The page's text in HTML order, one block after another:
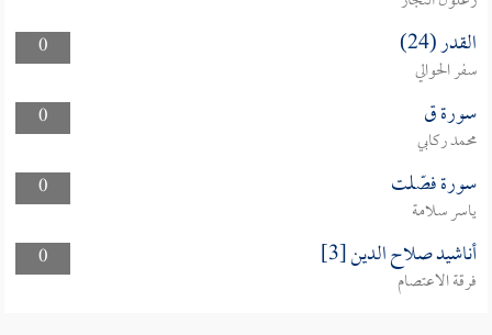
0
القدر (24)
سفر الحوالي
0
سورة ق
محمد ركابي
0
سورة فصّلت
ياسر سلامة
0
أناشيد صلاح الدين [3]
فرقة الاعتصام